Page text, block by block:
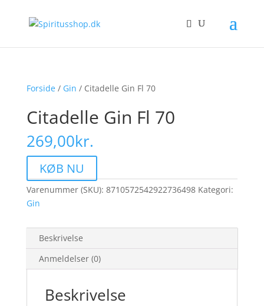
Forside/ Gin / Citadelle Gin Fl 70
Citadelle Gin Fl 70
269,00kr.
KØB NU
Varenummer (SKU): 8710572542922736498 Kategori:
Gin
Beskrivelse
Anmeldelser (0)
Beskrivelse